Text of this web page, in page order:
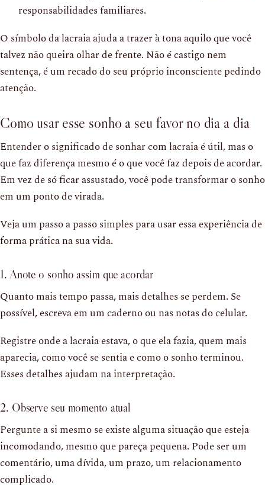
responsabilidades familiares.
O símbolo da lacraia ajuda a trazer à tona aquilo que você
talvez não queira olhar de frente. Não é castigo nem
sentença, é um recado do seu próprio inconsciente pedindo
atenção.
Como usar esse sonho a seu favor no dia a dia
Entender o significado de sonhar com lacraia é útil, mas o
que faz diferença mesmo é o que você faz depois de acordar.
Em vez de só ficar assustado, você pode transformar o sonho
em um ponto de virada.
Veja um passo a passo simples para usar essa experiência de
forma prática na sua vida.
1. Anote o sonho assim que acordar
Quanto mais tempo passa, mais detalhes se perdem. Se
possível, escreva em um caderno ou nas notas do celular.
Registre onde a lacraia estava, o que ela fazia, quem mais
aparecia, como você se sentia e como o sonho terminou.
Esses detalhes ajudam na interpretação.
2. Observe seu momento atual
Pergunte a si mesmo se existe alguma situação que esteja
incomodando, mesmo que pareça pequena. Pode ser um
comentário, uma dívida, um prazo, um relacionamento
complicado.